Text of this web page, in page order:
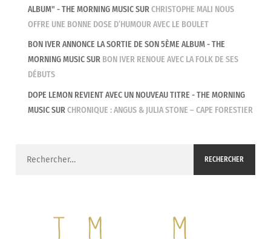
ALBUM" - THE MORNING MUSICSURCHRISTOPHE MALI NOUS
OFFRE UNE BONNE DOSE D’HUMOUR AVEC LE BOULET
BON IVER ANNONCE LA SORTIE DE SON 5ÈME ALBUM - THE
MORNING MUSICSUR BON IVER RENOUE AVEC LA FOLK DE SES
DÉBUTS
DOPE LEMON REVIENT AVEC UN NOUVEAU TITRE - THE MORNING
MUSICSURCHRONIQUE : ANGUS & JULIA STONE – CAPE FORESTIER